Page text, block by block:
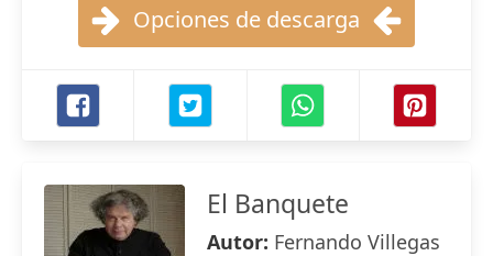
Opciones de descarga
El Banquete
Autor: Fernando Villegas